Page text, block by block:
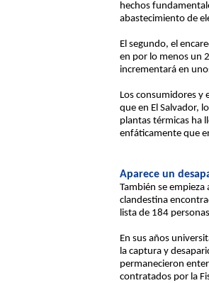
hechos
abastecimiento de
El segundo, el
en por lo menos un
incrementará en
Los consumidores y
que en El Salvador,
plantas térmicas ha
enfáticamente que
Aparece un
También se
clandestina
lista de 184
En sus años
la captura y
permanecieron
contratados por la